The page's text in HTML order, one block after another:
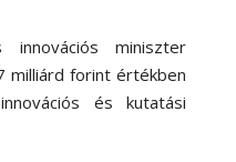
innovációs miniszter
milliárd forint értékben
és kutatási